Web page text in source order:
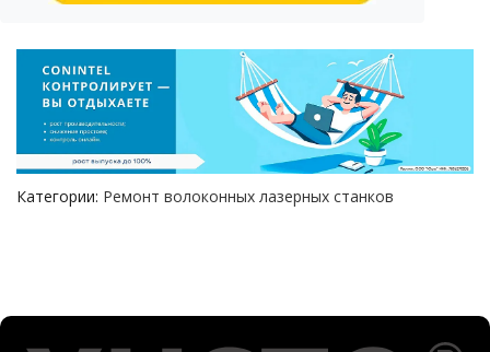
Категории: Ремонт волоконных лазерных станков